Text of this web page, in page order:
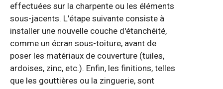
effectuées sur la charpente ou les éléments
sous-jacents. L'étape suivante consiste à
installer une nouvelle couche d'étanchéité,
comme un écran sous-toiture, avant de
poser les matériaux de couverture (tuiles,
ardoises, zinc, etc.). Enfin, les finitions, telles
que les gouttières ou la zinguerie, sont